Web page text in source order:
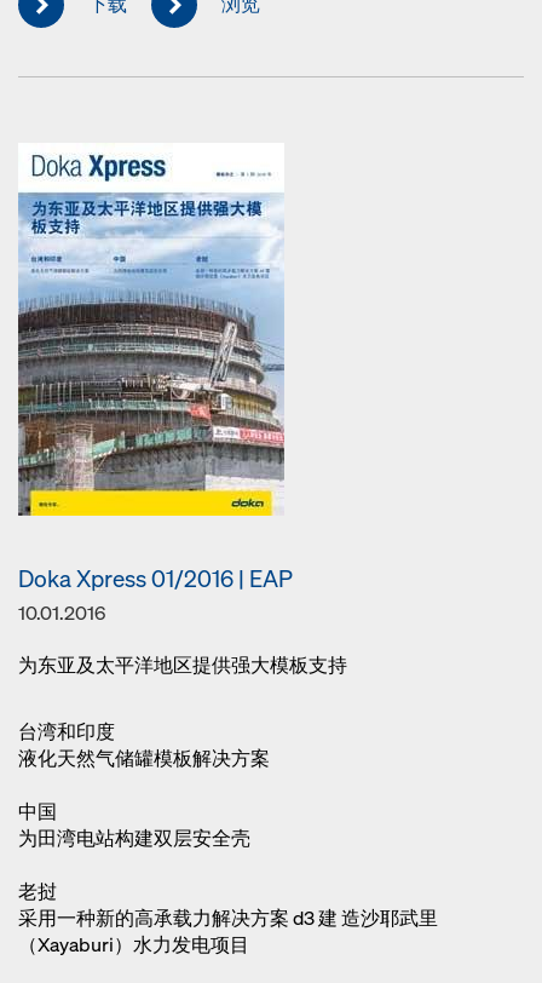
Doka Xpress 01/2016 | EAP
10.01.2016
为东亚及太平洋地区提供强大模板支持
台湾和印度
液化天然气储罐模板解决方案
中国
为田湾电站构建双层安全壳
老挝
采用一种新的高承载力解决方案 d3 建 造沙耶武里
（Xayaburi）水力发电项目